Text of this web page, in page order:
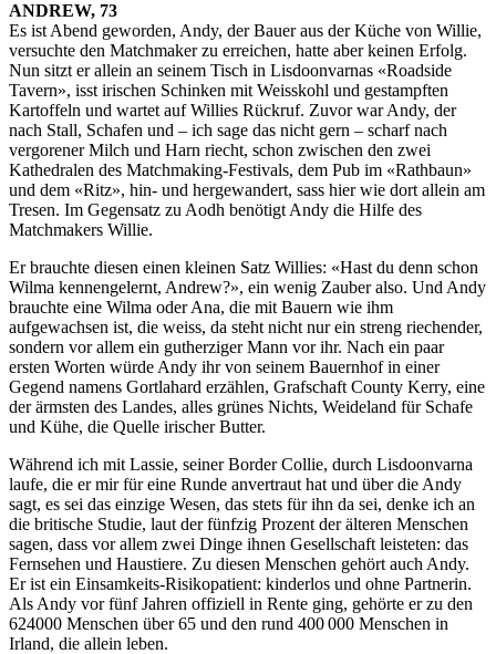
ANDREW, 73
Es ist Abend geworden, Andy, der Bauer aus der Küche von Willie,
versuchte den Matchmaker zu erreichen, hatte aber keinen Erfolg.
Nun sitzt er allein an seinem Tisch in Lisdoonvarnas «Roadside
Tavern», isst irischen Schinken mit Weisskohl und gestampften
Kartoffeln und wartet auf Willies Rückruf. Zuvor war Andy, der
nach Stall, Schafen und – ich sage das nicht gern – scharf nach
vergorener Milch und Harn riecht, schon zwischen den zwei
Kathedralen des Matchmaking-Festivals, dem Pub im «Rathbaun»
und dem «Ritz», hin- und hergewandert, sass hier wie dort allein am
Tresen. Im Gegensatz zu Aodh benötigt Andy die Hilfe des
Matchmakers Willie.
Er brauchte diesen einen kleinen Satz Willies: «Hast du denn schon
Wilma kennengelernt, Andrew?», ein wenig Zauber also. Und Andy
brauchte eine Wilma oder Ana, die mit Bauern wie ihm
aufgewachsen ist, die weiss, da steht nicht nur ein streng riechender,
sondern vor allem ein gutherziger Mann vor ihr. Nach ein paar
ersten Worten würde Andy ihr von seinem Bauernhof in einer
Gegend namens Gortlahard erzählen, Grafschaft County Kerry, eine
der ärmsten des Landes, alles grünes Nichts, Weideland für Schafe
und Kühe, die Quelle irischer Butter.
Während ich mit Lassie, seiner Border Collie, durch Lisdoonvarna
laufe, die er mir für eine Runde anvertraut hat und über die Andy
sagt, es sei das einzige Wesen, das stets für ihn da sei, denke ich an
die britische Studie, laut der fünfzig Prozent der älteren Menschen
sagen, dass vor allem zwei Dinge ihnen Gesellschaft leisteten: das
Fernsehen und Haustiere. Zu diesen Menschen gehört auch Andy.
Er ist ein Einsamkeits-Risikopatient: kinderlos und ohne Partnerin.
Als Andy vor fünf Jahren offiziell in Rente ging, gehörte er zu den
624000 Menschen über 65 und den rund 400 000 Menschen in
Irland, die allein leben.